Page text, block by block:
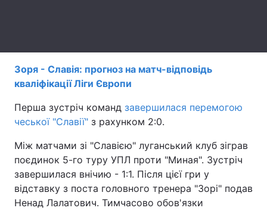
Контакти
Послуги
Зоря - Славія: прогноз на матч-відповідь
кваліфікації Ліги Європи
Перша зустріч команд завершилася перемогою
чеської "Славії" з рахунком 2:0.
Між матчами зі "Славією" луганський клуб зіграв
поєдинок 5-го туру УПЛ проти "Миная". Зустріч
завершилася внічию - 1:1. Після цієї гри у
відставку з поста головного тренера "Зорі" подав
Ненад Лалатович. Тимчасово обов'язки